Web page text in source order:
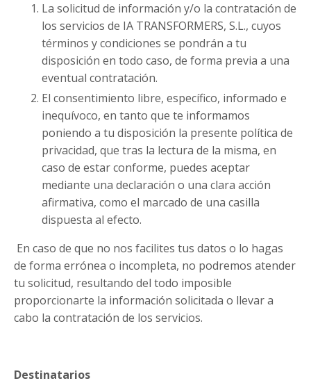
La solicitud de información y/o la contratación de
los servicios de IA TRANSFORMERS, S.L., cuyos
términos y condiciones se pondrán a tu
disposición en todo caso, de forma previa a una
eventual contratación.
El consentimiento libre, específico, informado e
inequívoco, en tanto que te informamos
poniendo a tu disposición la presente política de
privacidad, que tras la lectura de la misma, en
caso de estar conforme, puedes aceptar
mediante una declaración o una clara acción
afirmativa, como el marcado de una casilla
dispuesta al efecto.
En caso de que no nos facilites tus datos o lo hagas
de forma errónea o incompleta, no podremos atender
tu solicitud, resultando del todo imposible
proporcionarte la información solicitada o llevar a
cabo la contratación de los servicios.
Destinatarios